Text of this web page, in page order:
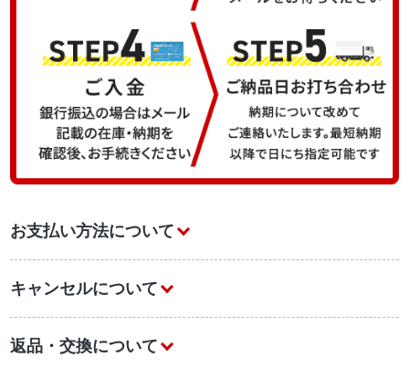
お支払い方法について
キャンセルについて
返品・交換について